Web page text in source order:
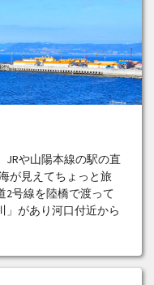
JRや山陽本線の駅の直
が見えてちょっと旅
2号線を陸橋で渡って
」があり河口付近から